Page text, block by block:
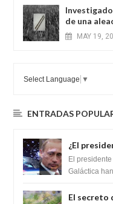
de una
MAY 19,
Select Language ▼
ENTRADAS
¿El
tratado
El
Galáctica
El secreto